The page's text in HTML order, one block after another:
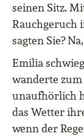
seinen Sitz.
Rauchgeruch
sagten Sie?
Emilia
wanderte zum
unaufhörlich
das Wetter
wenn der